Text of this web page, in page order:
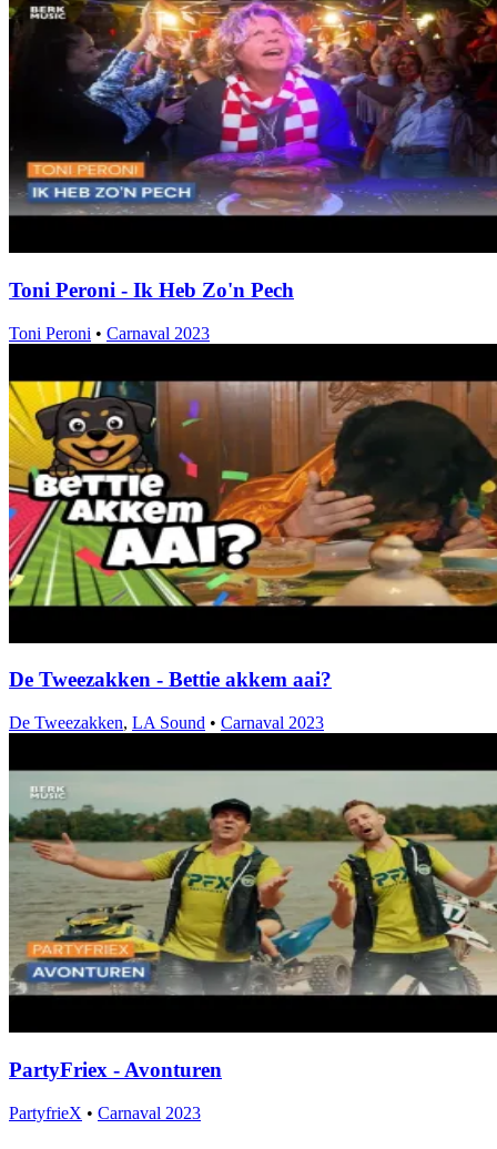
Toni Peroni - Ik Heb Zo'n Pech
Toni Peroni • Carnaval 2023
De Tweezakken - Bettie akkem aai?
De Tweezakken, LA Sound • Carnaval 2023
PartyFriex - Avonturen
PartyfrieX • Carnaval 2023